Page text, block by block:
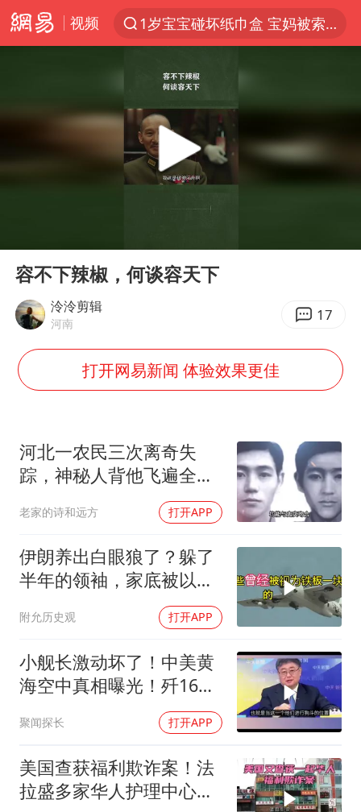
视频
1岁宝宝碰坏纸巾盒 宝妈被索赔924元
Meta被判支付5.67亿美元
U17国足三战全胜
47岁妈妈突然产女 26岁女儿：很震惊
阿根廷足协发文力挺因凡蒂诺
台风白海豚最新路径研判来了
OpenAI为免费用户升级GPT-5.6 Luna
现代版摸金校尉落网查获400多枚古币
毛宁转发梯田音乐会视频海外网友赞叹
男子结婚8年发现3个女儿均非亲生
深圳地面沉降致车辆损坏系谣言
奋进开新局 实干挑大梁
Play
容不下辣椒，何谈容天下
泠泠剪辑
河南 17
打开网易新闻 体验效果更佳
河北一农民三次离奇失
踪，神秘人背他飞遍全中
国，幕后真相是什么
老家的诗和远方 打开APP
伊朗养出白眼狼了？躲了
半年的领袖，家底被以色
附允历史观 打开APP
小舰长激动坏了！中美黄
海空中真相曝光！歼16狗
美军F16！解放军南海绝
对武力！
聚闻探长 打开APP
美国查获福利欺诈案！法
拉盛多家华人护理中心欺